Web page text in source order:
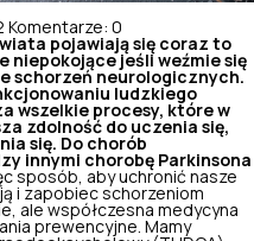
Komentarze: 0
pojawiają się coraz to
niepokojące jeśli weźmie się
schorzeń neurologicznych.
ludzkiego
wszelkie procesy, które w
zdolność do uczenia się,
się. Do chorób
innymi chorobę Parkinsona
sposób, abyuchronić nasze
i zapobiec schorzeniom
ale współczesna medycyna
prewencyjne. Mamy